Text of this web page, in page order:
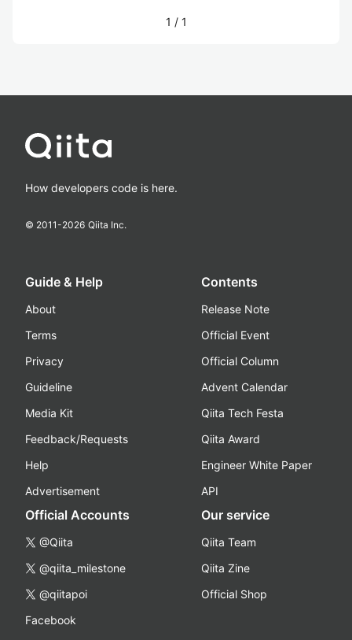
1 / 1
How developers code is here.
© 2011-2026 Qiita Inc.
Guide & Help
About
Terms
Privacy
Guideline
Media Kit
Feedback/Requests
Help
Advertisement
Contents
Release Note
Official Event
Official Column
Advent Calendar
Qiita Tech Festa
Qiita Award
Engineer White Paper
API
Official Accounts
@Qiita
@qiita_milestone
@qiitapoi
Facebook
Our service
Qiita Team
Qiita Zine
Official Shop